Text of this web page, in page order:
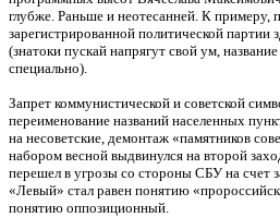
глубже. Раньше и неотесанней. К примеру,
зарегистрированной политической партии
(знатоки пускай напрягут свой ум,
специально).
Запрет коммунистической и советской
переименование названий населенных
на несоветские, демонтаж «памятников
набором весной выдвинулся на второй
перешел в угрозы со стороны СБУ на счет
«Левый» стал равен понятию
понятию оппозиционный.